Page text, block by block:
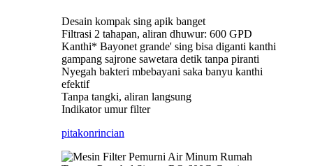
Desain kompak sing apik banget
Filtrasi 2 tahapan, aliran dhuwur: 600 GPD
Kanthi* Bayonet grande' sing bisa diganti kanthi
gampang sajrone sawetara detik tanpa piranti
Nyegah bakteri mbebayani saka banyu kanthi
efektif
Tanpa tangki, aliran langsung
Indikator umur filter
pitakonrincian